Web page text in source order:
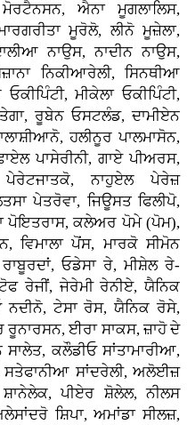
ਐਨਾ ਮੂਗਲਾਲਿਸ,
ਮੂਰੋਲੋ, ਲੀਨੋ ਮੂਜ਼ੇਲਾ,
ਨਾਉਸ, ਨਾਦੀਨ ਨਾਉਸ,
ਨਿਕੀਆਰੇਲੀ, ਸਿਨਥੀਆ
ਮੀਕੇਲਾ ਓਕੀਪਿੰਟੀ,
ਰੂਬੇਨ ਓਸਟਲੰਡ, ਦਾਮੀਏਨ
ਹਲੀਨੂਰ ਪਾਲਮਾਸੋਨ,
ਪਾਸੇਰੀਨੀ, ਗਾਏ ਪੀਅਰਸ,
ਨਾਹੁਏਲ ਪੇਰੇਜ਼
ਪੇਤਰੋਵਾ, ਜਿਊਸਤ ਫਿਲੀਪੋ,
ਪੋਇਤਰਾਸ, ਕਲੇਅਰ ਪੋਮੇ (ਪੋਮ),
ਵਿਮਾਲਾ ਪੋਂਸ, ਮਾਰਕੋ ਸੀਮੋਨ
ਓਡੇਸਾ ਰੇ, ਮੀਸ਼ੇਲ ਰੇ-
ਰੇਜੀਂ, ਜੇਰੇਮੀ ਰੇਨੀਏ, ਯੈਨਿਕ
ਨਦੀਨੋ, ਟੇਸਾ ਰੋਸ, ਯੈਨਿਕ ਰੋਸੇ,
ਰੂਨਾਰਸਨ, ਈਰਾ ਸਾਕਸ, ਜ਼ਾਹੋ ਦੇ
ਸਾਲੇਤ, ਕਲੌਡੀਓ ਸਾਂਤਾਮਾਰੀਆ,
ਸਤੇਫਾਨੀਆ ਸਾਂਦਰੇਲੀ, ਅਲੋਈਜ਼
ਪੀਏਰ ਸ਼ੋਲੇਲ, ਨੀਲਸ
ਸ਼ਿਪਾ, ਅਮਾਂਡਾ ਸੀਲਜ਼,